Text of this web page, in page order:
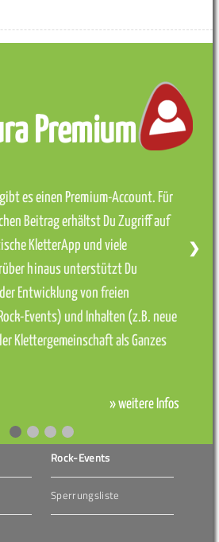
Premium
es einen Premium-Account. Für
Beitrag erhältst Du Zugriff auf
KletterApp und viele
hinaus unterstützt Du
Entwicklung von freien
Events) und Inhalten (z.B. neue
Klettergemeinschaft als Ganzes
» weitere Infos
❯
Rock-Events
Sperrungsliste